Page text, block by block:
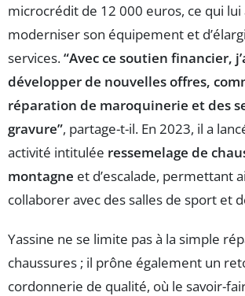
microcrédit de 12 000 euros, ce qui lui
moderniser son équipement et
services.“Avec ce soutien financier,
développer de nouvelles offres,
réparation de maroquinerie et des
gravure”, partage-t-il. En 2023, il a
activité intitulée ressemelage de
montagne et d’escalade, permettant
collaborer avec des salles de sport et
Yassine ne se limite pas à la simple
chaussures ; il prône également un
cordonnerie de qualité, où le savoir-